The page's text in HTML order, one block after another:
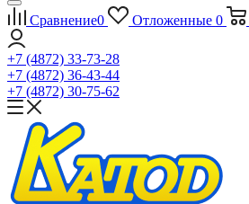
Сравнение0 Отложенные 0
+7 (4872) 33-73-28
+7 (4872) 36-43-44
+7 (4872) 30-75-62